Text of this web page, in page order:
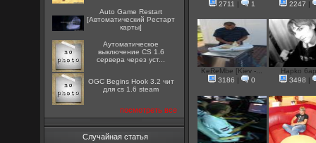
Auto Game Restart
[Автоматический Рестарт
карты]
Аутоматическое
выключение CS 1.6
сервера через уст...
OGC Begins Hook 3.2 чит
для cs 1.6 steam
посмотреть все
Случайная статья
2711
1
2247
|
KeReMbe [Kiev -...
3186
| 0
Hapko
3498
|